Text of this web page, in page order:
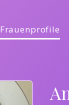
Frauenprofile